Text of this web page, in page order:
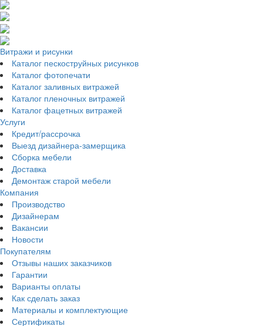
Витражи и рисунки
Каталог пескоструйных рисунков
Каталог фотопечати
Каталог заливных витражей
Каталог пленочных витражей
Каталог фацетных витражей
Услуги
Кредит/рассрочка
Выезд дизайнера-замерщика
Сборка мебели
Доставка
Демонтаж старой мебели
Компания
Производство
Дизайнерам
Вакансии
Новости
Покупателям
Отзывы наших заказчиков
Гарантии
Варианты оплаты
Как сделать заказ
Материалы и комплектующие
Сертификаты